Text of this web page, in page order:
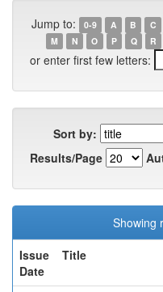
Jump to: 0-9 A B C
M
N O P Q R
or enter first few letters:
Sort by:
Results/Page
Showing
Issue
Date
Title